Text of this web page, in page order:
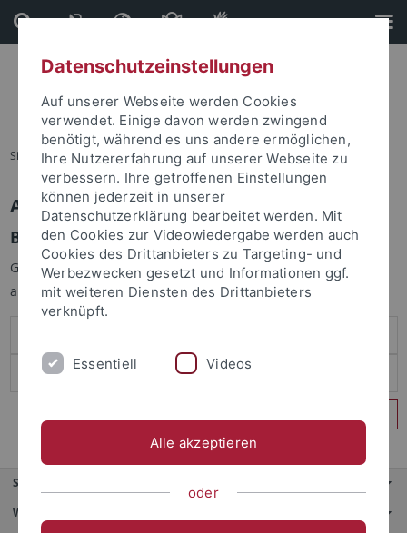
Direkt
zum
Inhalt
Direkt
zur
Fußleiste
Sie sind hier: Startseite
Anmelden
Benutzeranmeldung
Geben Sie Ihren Benutzernamen und Ihr Passwort an um sich
anzumelden:
Service
Weitere Angebote
Datenschutzeinstellungen
Auf unserer Webseite werden Cookies
verwendet. Einige davon werden zwingend
benötigt, während es uns andere ermöglichen,
Ihre Nutzererfahrung auf unserer Webseite zu
verbessern. Ihre getroffenen Einstellungen
können jederzeit in unserer
Datenschutzerklärung bearbeitet werden. Mit
den Cookies zur Videowiedergabe werden auch
Cookies des Drittanbieters zu Targeting- und
Werbezwecken gesetzt und Informationen ggf.
mit weiteren Diensten des Drittanbieters
verknüpft.
Essentiell Videos
Alle akzeptieren
oder